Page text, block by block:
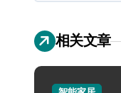
相关文章